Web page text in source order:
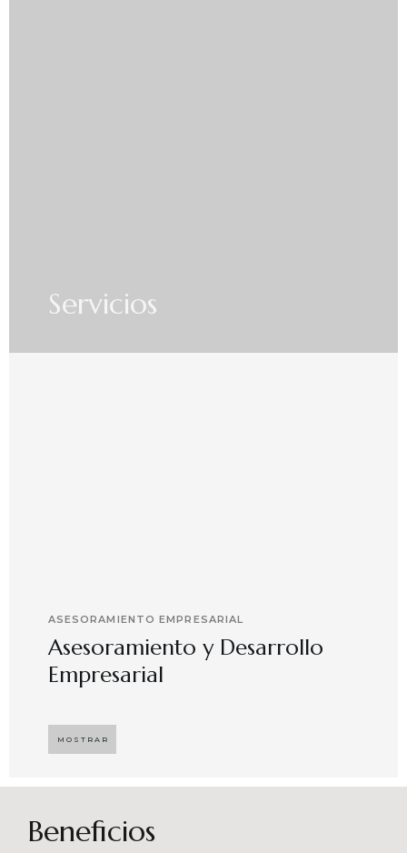
Servicios
ASESORAMIENTO EMPRESARIAL
Asesoramiento y Desarrollo
Empresarial
desarrollar el compromiso y motivación en el
capital humano en ambientes de trabajo más
sostenibles en el tiempo. Brindando soporte
especializado en proyectos integrales que
MOSTRAR
Beneficios